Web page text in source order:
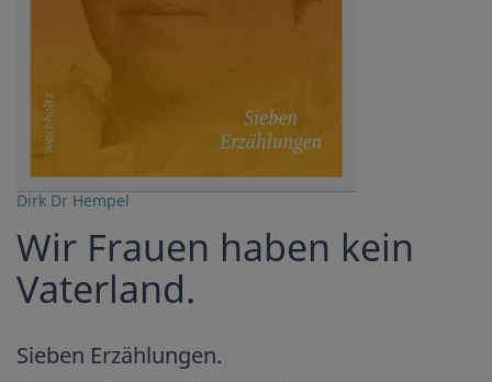
Dirk Dr Hempel
Wir Frauen haben kein
Vaterland.
Sieben Erzählungen.